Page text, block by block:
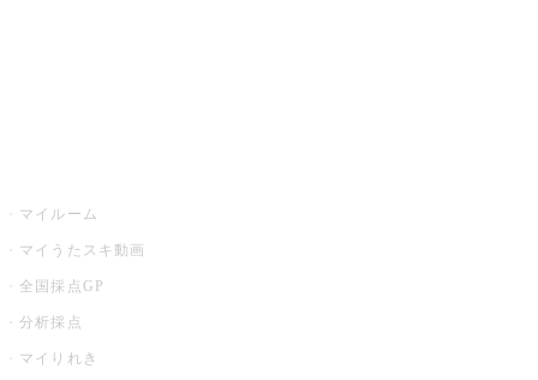
マイルーム
マイうたスキ動画
全国採点GP
分析採点
マイりれき